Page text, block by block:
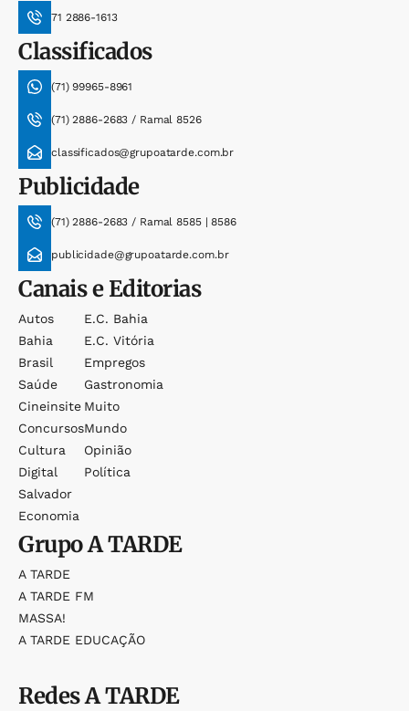
71 2886-1613
Classificados
(71) 99965-8961
(71) 2886-2683 / Ramal 8526
classificados@grupoatarde.com.br
Publicidade
(71) 2886-2683 / Ramal 8585 | 8586
publicidade@grupoatarde.com.br
Canais e Editorias
Autos
Bahia
Brasil
Saúde
Cineinsite
Concursos
Cultura
Digital
Salvador
Economia
E.c. Bahia
E.c. Vitória
Empregos
Gastronomia
Muito
Mundo
Opinião
Política
GrupoA TARDE
A TARDE
A TARDE FM
MASSA!
A TARDE EDUCAÇÃO
RedesA TARDE